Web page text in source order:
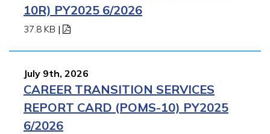
10R) PY2025 6/2026
37.8 KB |
July 9th, 2026
CAREER TRANSITION SERVICES
REPORT CARD (POMS-10) PY2025
6/2026